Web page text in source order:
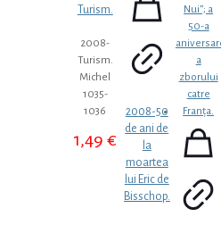
Turism.
2008-
Turism.
Michel
1035-
1036
1,49€
2008-50
de ani de
la
moartea
lui Eric de
Bisschop.